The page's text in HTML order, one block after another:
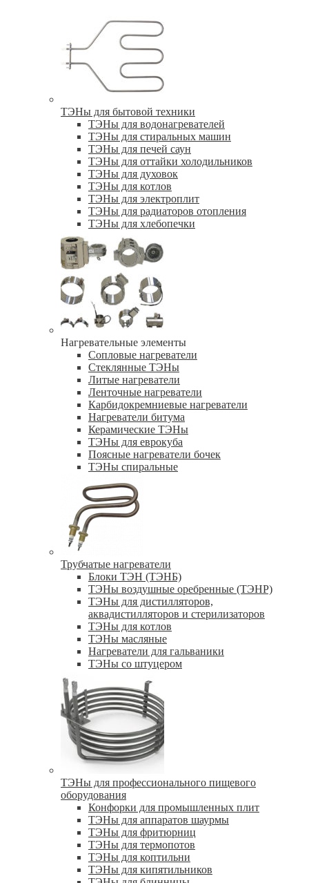
ТЭНы для бытовой техники
ТЭНы для водонагревателей
ТЭНы для стиральных машин
ТЭНы для печей саун
ТЭНы для оттайки холодильников
ТЭНы для духовок
ТЭНы для котлов
ТЭНы для электроплит
ТЭНы для радиаторов отопления
ТЭНы для хлебопечки
Нагревательные элементы
Сопловые нагреватели
Стеклянные ТЭНы
Литые нагреватели
Ленточные нагреватели
Карбидокремниевые нагреватели
Нагреватели битума
Керамические ТЭНы
ТЭНы для еврокуба
Поясные нагреватели бочек
ТЭНы спиральные
Трубчатые нагреватели
Блоки ТЭН (ТЭНБ)
ТЭНы воздушные оребренные (ТЭНР)
ТЭНы для дистилляторов,
аквадистилляторов и стерилизаторов
ТЭНы для котлов
ТЭНы масляные
Нагреватели для гальваники
ТЭНы со штуцером
ТЭНы для профессионального пищевого
оборудования
Конфорки для промышленных плит
ТЭНы для аппаратов шаурмы
ТЭНы для фритюрниц
ТЭНы для термопотов
ТЭНы для коптильни
ТЭНы для кипятильников